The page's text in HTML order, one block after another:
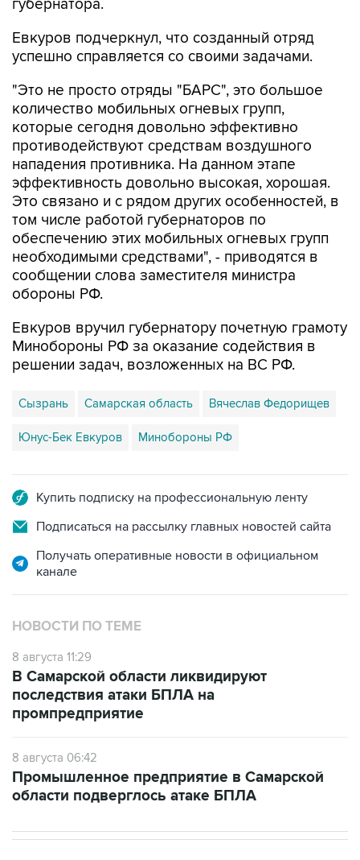
губернатора.
Евкуров подчеркнул, что созданный отряд
успешно справляется со своими задачами.
"Это не просто отряды "БАРС", это большое
количество мобильных огневых групп,
которые сегодня довольно эффективно
противодействуют средствам воздушного
нападения противника. На данном этапе
эффективность довольно высокая, хорошая.
Это связано и с рядом других особенностей, в
том числе работой губернаторов по
обеспечению этих мобильных огневых групп
необходимыми средствами", - приводятся в
сообщении слова заместителя министра
обороны РФ.
Евкуров вручил губернатору почетную грамоту
Минобороны РФ за оказание содействия в
решении задач, возложенных на ВС РФ.
Сызрань Самарская область Вячеслав Федорищев
Юнус-Бек Евкуров Минобороны РФ
Купить подписку на профессиональную ленту
Подписаться на рассылку главных новостей сайта
Получать оперативные новости в официальном
канале
НОВОСТИ ПО ТЕМЕ
8 августа 11:29
В Самарской области ликвидируют
последствия атаки БПЛА на
промпредприятие
8 августа 06:42
Промышленное предприятие в Самарской
области подверглось атаке БПЛА